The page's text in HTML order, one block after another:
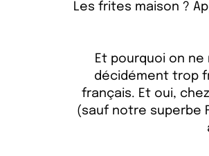
Les frites maison ?
Et pourquoi on
décidément trop
français. Et oui,
(sauf notre superbe